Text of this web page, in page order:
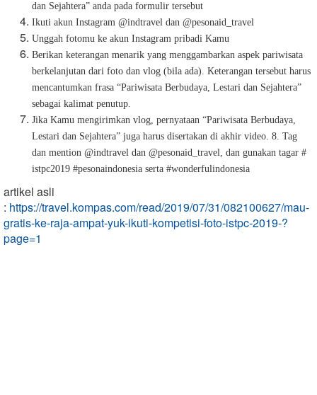
dan Sejahtera” anda pada formulir tersebut
Ikuti akun Instagram @indtravel dan @pesonaid_travel
Unggah fotomu ke akun Instagram pribadi Kamu
Berikan keterangan menarik yang menggambarkan aspek pariwisata
berkelanjutan dari foto dan vlog (bila ada). Keterangan tersebut harus
mencantumkan frasa “Pariwisata Berbudaya, Lestari dan Sejahtera”
sebagai kalimat penutup.
Jika Kamu mengirimkan vlog, pernyataan “Pariwisata Berbudaya,
Lestari dan Sejahtera” juga harus disertakan di akhir video. 8. Tag
dan mention @indtravel dan @pesonaid_travel, dan gunakan tagar #
istpc2019 #pesonaindonesia serta #wonderfulindonesia
artikel asli
: https://travel.kompas.com/read/2019/07/31/082100627/mau-
gratis-ke-raja-ampat-yuk-ikuti-kompetisi-foto-istpc-2019-?
page=1